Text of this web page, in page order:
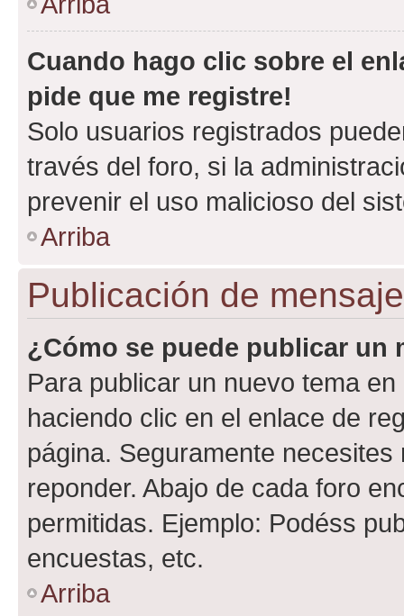
Cuando hago clic sobre el
pide que me registre!
Solo usuarios registrados
través del foro, si la
prevenir el uso malicioso del
Arriba
Publicación de
¿Cómo se puede publicar un
Para publicar un nuevo tema
haciendo clic en el enlace de
página. Seguramente
reponder. Abajo de cada foro
permitidas. Ejemplo: Podéss
encuestas, etc.
Arriba